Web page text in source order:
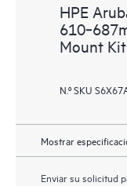
HPE
Mount Kit
N.º SKU
Mostrar
Enviar su solicitud